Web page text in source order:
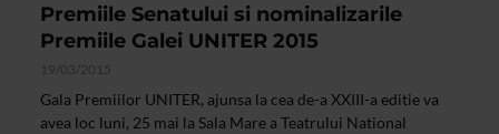
Premiile Senatului si nominalizarile
Premiile Galei UNITER 2015
19/03/2015
Gala Premiilor UNITER, ajunsa la cea de-a XXIII-a editie va
avea loc luni, 25 mai la Sala Mare a Teatrului National